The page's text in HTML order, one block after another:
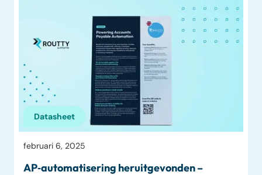
Datasheet
februari 6, 2025
AP‑automatisering heruitgevonden –